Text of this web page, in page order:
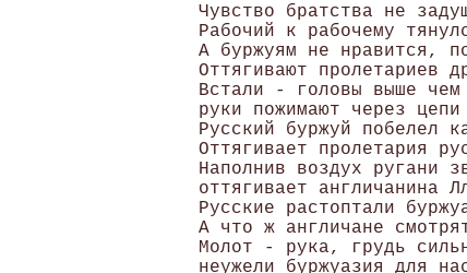
Чувство братства не
Рабочий к рабочему
А буржуям не нравится,
Оттягивают пролетариев
Встали - головы выше чем
руки пожимают через цепи
Русский буржуй побелел
Оттягивает пролетария
Наполнив воздух ругани
оттягивает англичанина
Русские растоптали
А что ж англичане
Молот - рука, грудь
неужели буржуазия для